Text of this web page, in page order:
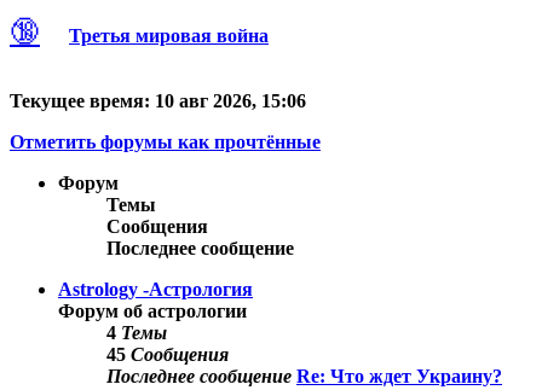
🔞 Третья мировая война
Текущее время: 10 авг 2026, 15:06
Отметить форумы как прочтённые
Форум
Темы
Сообщения
Последнее сообщение
Astrology -Астрология
Форум об астрологии
4 Темы
45 Сообщения
Последнее сообщение Re: Что ждет Украину?